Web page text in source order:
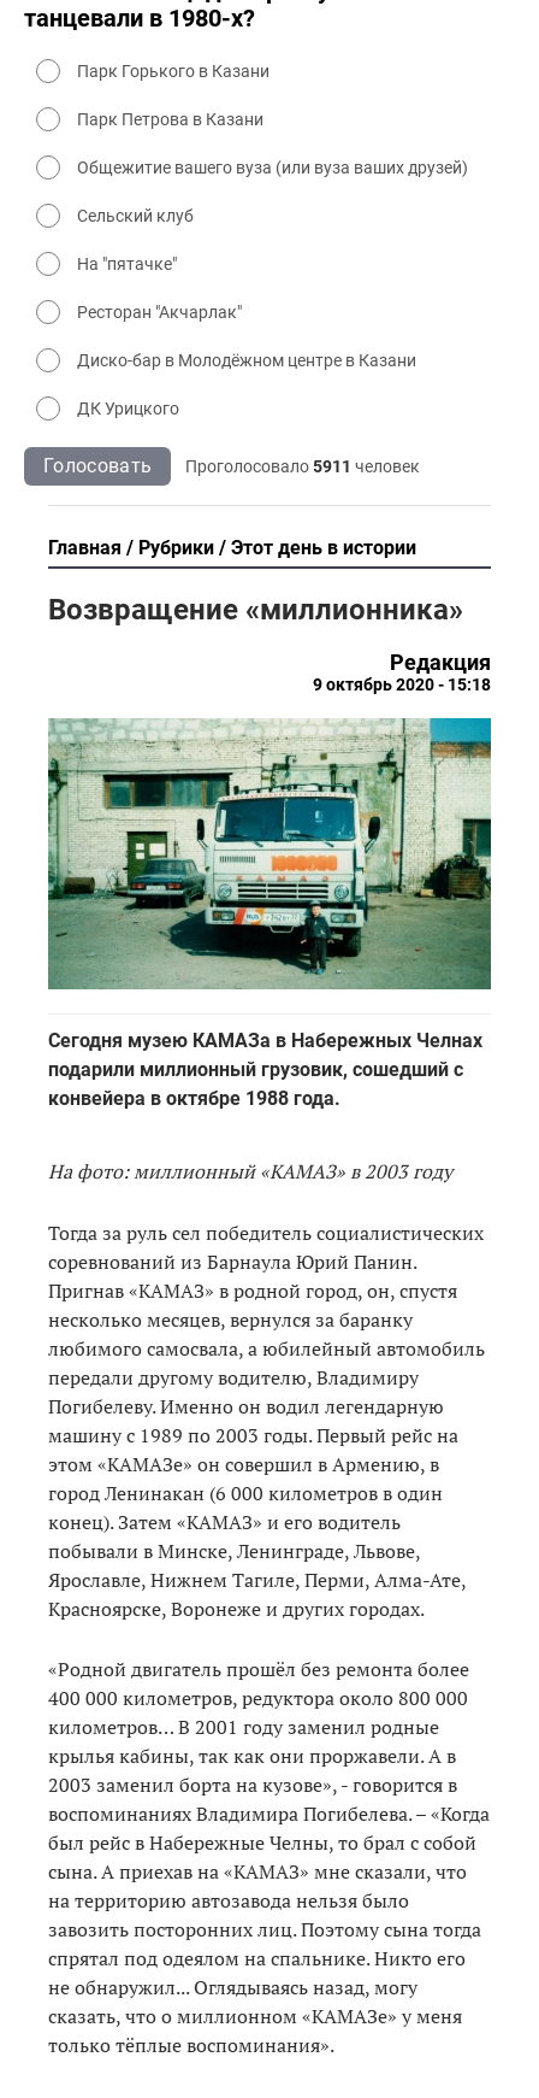
танцевали в 1980-х?
Парк Горького в Казани
Парк Петрова в Казани
Общежитие вашего вуза (или вуза ваших друзей)
Сельский клуб
На "пятачке"
Ресторан "Акчарлак"
Диско-бар в Молодёжном центре в Казани
ДК Урицкого
Голосовать Проголосовало5911 человек
Главная Рубрики Этот день в истории
Возвращение «миллионника»
Редакция
9 октябрь 2020 - 15:18
Сегодня музею КАМАЗа в Набережных Челнах
подарили миллионный грузовик, сошедший с
конвейера в октябре 1988 года.
На фото: миллионный «КАМАЗ» в 2003 году
Тогда за руль сел победитель социалистических
соревнований из Барнаула Юрий Панин.
Пригнав «КАМАЗ» в родной город, он, спустя
несколько месяцев, вернулся за баранку
любимого самосвала, а юбилейный автомобиль
передали другому водителю, Владимиру
Погибелеву. Именно он водил легендарную
машину с 1989 по 2003 годы. Первый рейс на
этом «КАМАЗе» он совершил в Армению, в
город Ленинакан (6 000 километров в один
конец). Затем «КАМАЗ» и его водитель
побывали в Минске, Ленинграде, Львове,
Ярославле, Нижнем Тагиле, Перми, Алма-Ате,
Красноярске, Воронеже и других городах.
«Родной двигатель прошёл без ремонта более
400 000 километров, редуктора около 800 000
километров… В 2001 году заменил родные
крылья кабины, так как они проржавели. А в
2003 заменил борта на кузове», - говорится в
воспоминаниях Владимира Погибелева. – «Когда
был рейс в Набережные Челны, то брал с собой
сына. А приехав на «КАМАЗ» мне сказали, что
на территорию автозавода нельзя было
завозить посторонних лиц. Поэтому сына тогда
спрятал под одеялом на спальнике. Никто его
не обнаружил... Оглядываясь назад, могу
сказать, что о миллионном «КАМАЗе» у меня
только тёплые воспоминания».